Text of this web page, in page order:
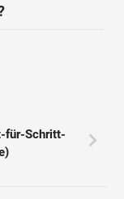
für-Schritt-